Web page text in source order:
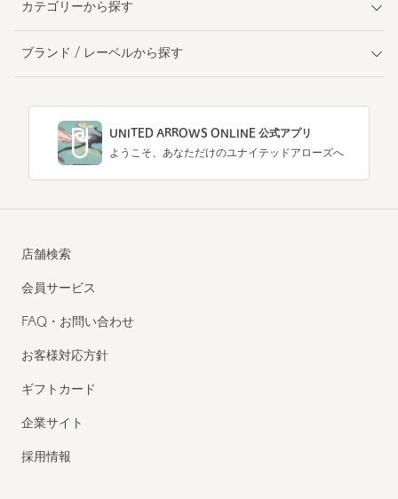
カテゴリーから探す
ブランド / レーベルから探す
UNITED ARROWS ONLINE 公式アプリ
ようこそ、あなただけのユナイテッドアローズへ
店舗検索
会員サービス
FAQ・お問い合わせ
お客様対応方針
ギフトカード
企業サイト
採用情報